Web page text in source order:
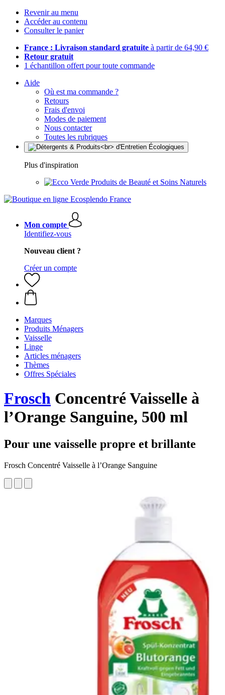
Revenir au menu
Accéder au contenu
Consulter le panier
France : Livraison standard gratuite à partir de 64,90 €
Retour gratuit
1 échantillon offert pour toute commande
Aide
Où est ma commande ?
Retours
Frais d'envoi
Modes de paiement
Nous contacter
Toutes les rubriques
Plus d'inspiration
Produits de Beauté et Soins Naturels
Mon compte
Identifiez-vous
Nouveau client ?
Créer un compte
Marques
Produits Ménagers
Vaisselle
Linge
Articles ménagers
Thèmes
Offres Spéciales
Frosch Concentré Vaisselle à
l’Orange Sanguine, 500 ml
Pour une vaisselle propre et brillante
Frosch Concentré Vaisselle à l’Orange Sanguine